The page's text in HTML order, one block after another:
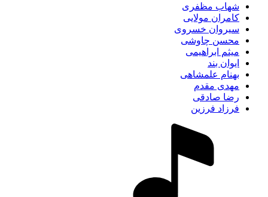
شهاب مظفری
کامران مولایی
سیروان خسروی
محسن چاوشی
میثم ابراهیمی
ایوان بند
بهنام علمشاهی
مهدی مقدم
رضا صادقی
فرزاد فرزین